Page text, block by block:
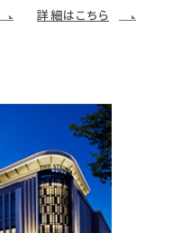
島駅」より徒歩7分
迎バスが運行（土日祝日
八木山動物公園行、
15分、
詳細はこちら